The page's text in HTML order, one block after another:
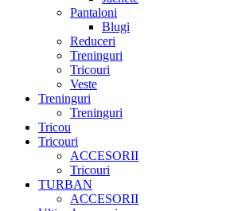
Pantaloni
Blugi
Reduceri
Treninguri
Tricouri
Veste
Treninguri
Treninguri
Tricou
Tricouri
ACCESORII
Tricouri
TURBAN
ACCESORII